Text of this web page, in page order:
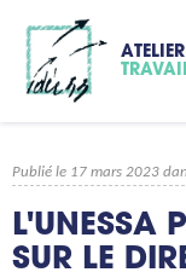
Publié le 17 mars 2023
L'UNESSA
SUR LE